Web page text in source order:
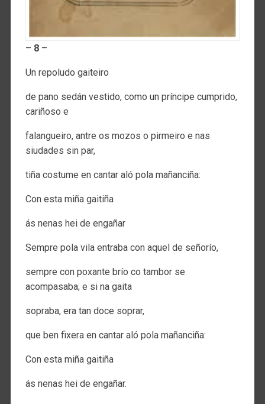
– 8–
Un repoludo gaiteiro
de pano sedán vestido, como un príncipe cumprido,
cariñoso e
falangueiro, antre os mozos o pirmeiro e nas
siudades sin par,
tiña costume en cantar aló pola mañanciña:
Con esta miña gaitiña
ás nenas hei de engañar
Sempre pola vila entraba con aquel de señorío,
sempre con poxante brío co tambor se
acompasaba; e si na gaita
sopraba, era tan doce soprar,
que ben fixera en cantar aló pola mañanciña:
Con esta miña gaitiña
ás nenas hei de engañar.